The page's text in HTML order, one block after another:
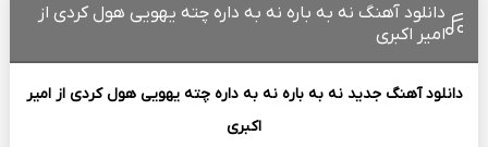
دانلود آهنگ نه به باره نه به داره چته یهویی هول کردی از
امیر اکبری
دانلود آهنگ جدید نه به باره نه به داره چته یهویی هول کردی ازامیر
اکبری